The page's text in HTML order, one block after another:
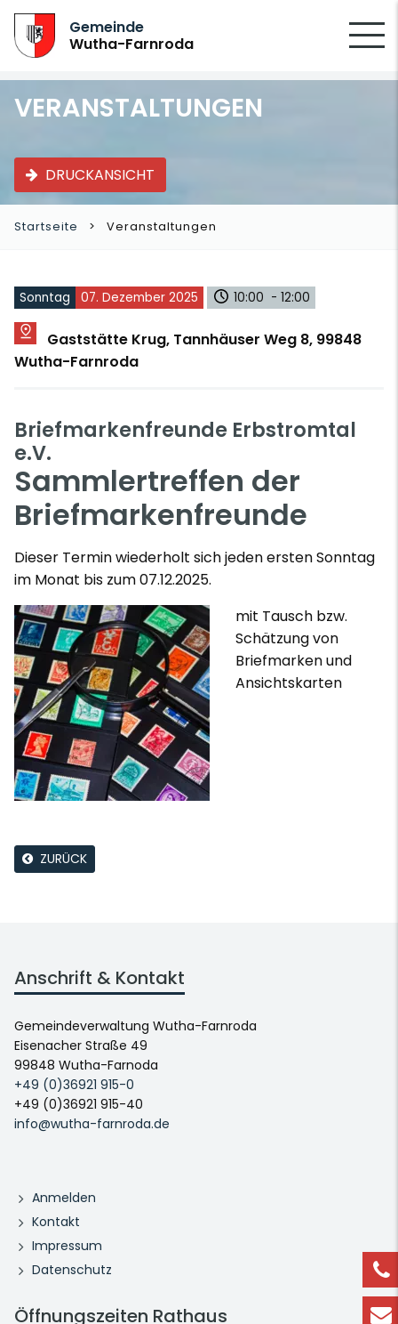
Gemeinde
Wutha-Farnroda
VERANSTALTUNGEN
DRUCKANSICHT
Startseite Veranstaltungen
Sonntag 07. Dezember 2025 10:00 - 12:00
Gaststätte Krug, Tannhäuser Weg 8, 99848
Wutha-Farnroda
Briefmarkenfreunde Erbstromtal
e.V.
Sammlertreffen der
Briefmarkenfreunde
Dieser Termin wiederholt sich jeden ersten Sonntag
im Monat bis zum 07.12.2025.
mit Tausch bzw.
Schätzung von
Briefmarken und
Ansichtskarten
ZURÜCK
Anschrift & Kontakt
Gemeindeverwaltung Wutha-Farnroda
Eisenacher Straße 49
99848 Wutha-Farnoda
+49 (0)36921 915-0
+49 (0)36921 915-40
info@wutha-farnroda.de
Anmelden
Kontakt
Impressum
Datenschutz
Öffnungszeiten Rathaus